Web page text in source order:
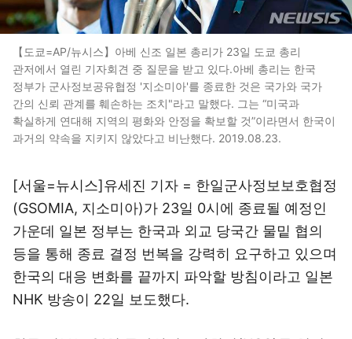
【도쿄=AP/뉴시스】아베 신조 일본 총리가 23일 도쿄 총리
관저에서 열린 기자회견 중 질문을 받고 있다.아베 총리는 한국
정부가 군사정보공유협정 '지소미아'를 종료한 것은 국가와 국가
간의 신뢰 관계를 훼손하는 조치"라고 말했다. 그는 “미국과
확실하게 연대해 지역의 평화와 안정을 확보할 것”이라면서 한국이
과거의 약속을 지키지 않았다고 비난했다. 2019.08.23.
[서울=뉴시스]유세진 기자 = 한일군사정보보호협정
(GSOMIA, 지소미아)가 23일 0시에 종료될 예정인
가운데 일본 정부는 한국과 외교 당국간 물밑 협의
등을 통해 종료 결정 번복을 강력히 요구하고 있으며
한국의 대응 변화를 끝까지 파악할 방침이라고 일본
NHK 방송이 22일 보도했다.